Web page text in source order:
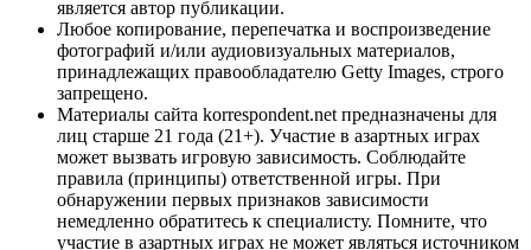
является автор публикации.
Любое копирование, перепечатка и воспроизведение
фотографий и/или аудиовизуальных материалов,
принадлежащих правообладателю Getty Images, строго
запрещено.
Материалы сайта korrespondent.net предназначены для
лиц старше 21 года (21+). Участие в азартных играх
может вызвать игровую зависимость. Соблюдайте
правила (принципы) ответственной игры. При
обнаружении первых признаков зависимости
немедленно обратитесь к специалисту. Помните, что
участие в азартных играх не может являться источником